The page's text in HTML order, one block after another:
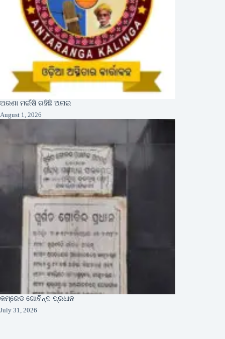
ଅରଣା ମଇଁଷି ରହିଛି ଅନାଇ
August 1, 2026
କମ୍ରେଡ ଗୋବିନ୍ଦ ପ୍ରଧାନ
July 31, 2026